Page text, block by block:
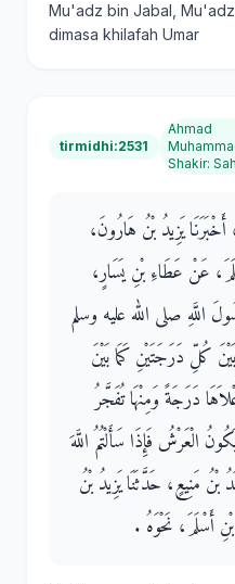
Mu'adz bin Jabal,
dimasa khilafah Umar
tirmidhi:2531
Ahmad
Shakir:
يَزِيدُ بْنُ هَارُونَ،
عَنْ عَطَاءِ بْنِ يَسَارٍ،
صلى الله عليه وسلم
كُلِّ دَرَجَتَيْنِ كَمَا بَيْنَ
دَرَجَةً وَمِنْهَا تُفَجَّرُ
الْعَرْشُ فَإِذَا سَأَلْتُمُ اللَّهَ
مَنِيعٍ، حَدَّثَنَا يَزِيدُ بْنُ
أَسْلَمَ، نَحْوَهُ ‏.‏